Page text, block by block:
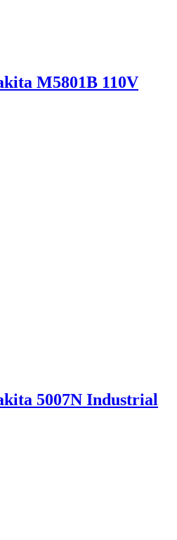
M5801B 110V
5007N Industrial